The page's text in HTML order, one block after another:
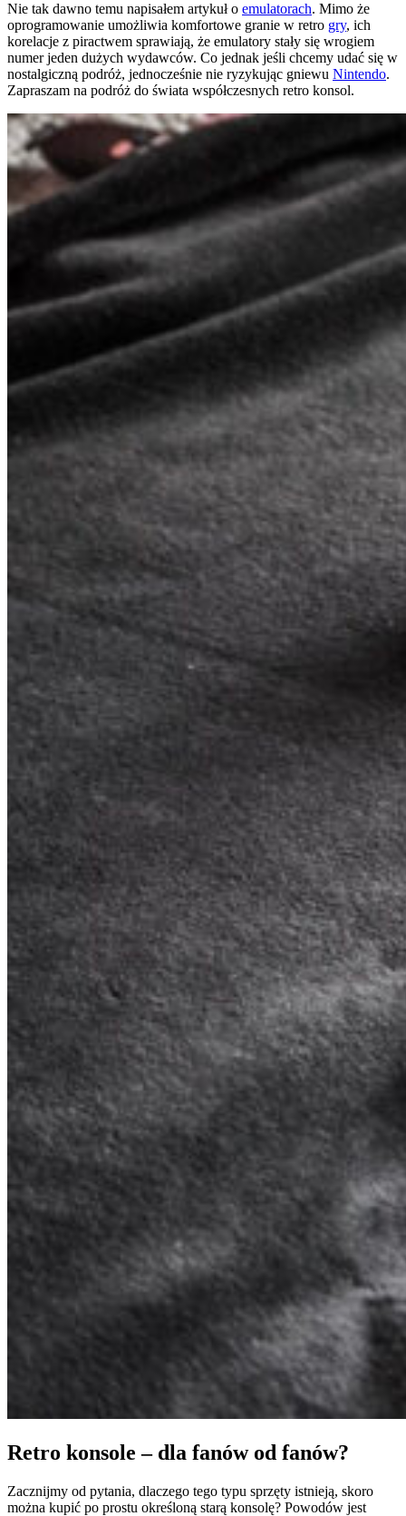
Nie tak dawno temu napisałem artykuł o emulatorach. Mimo że
oprogramowanie umożliwia komfortowe granie w retro gry, ich
korelacje z piractwem sprawiają, że emulatory stały się wrogiem
numer jeden dużych wydawców. Co jednak jeśli chcemy udać się w
nostalgiczną podróż, jednocześnie nie ryzykując gniewu Nintendo.
Zapraszam na podróż do świata współczesnych retro konsol.
Retro konsole – dla fanów od fanów?
Zacznijmy od pytania, dlaczego tego typu sprzęty istnieją, skoro
można kupić po prostu określoną starą konsolę? Powodów jest